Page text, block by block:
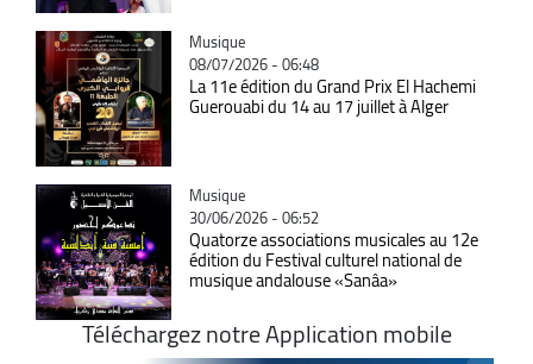
Catégorie
Musique
08/07/2026 - 06:48
La 11e édition du Grand Prix El Hachemi
Guerouabi du 14 au 17 juillet à Alger
Catégorie
Musique
30/06/2026 - 06:52
Quatorze associations musicales au 12e
édition du Festival culturel national de
musique andalouse «Sanâa»
Téléchargez notre Application mobile